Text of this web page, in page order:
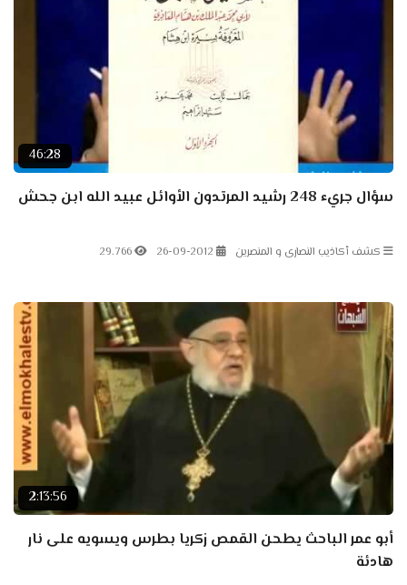
46:28
سؤال جريء 248 رشيد المرتدون الأوائل عبيد الله ابن جحش
كشف أكاذيب النصارى و المنصرين 26-09-2012
29.766
2:13:56
أبو عمر الباحث يطحن القمص زكريا بطرس ويسويه على نار
هادئة